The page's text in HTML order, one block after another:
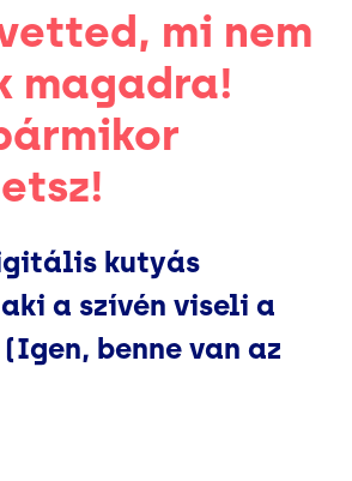
mi nem
magadra!
kutyás
a szívén viseli a
benne van az